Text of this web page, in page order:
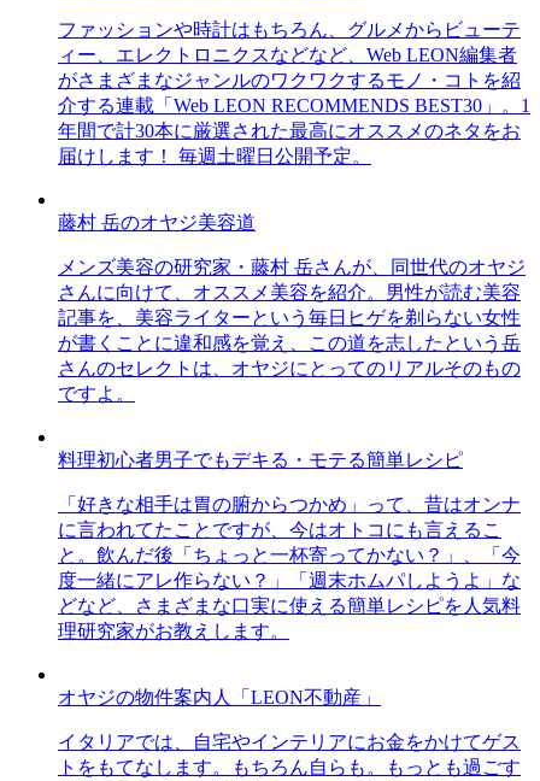
ファッションや時計はもちろん、グルメからビューテ
ィー、エレクトロニクスなどなど、Web LEON編集者
がさまざまなジャンルのワクワクするモノ・コトを紹
介する連載「Web LEON RECOMMENDS BEST30」。1
年間で計30本に厳選された最高にオススメのネタをお
届けします！ 毎週土曜日公開予定。
藤村 岳のオヤジ美容道
メンズ美容の研究家・藤村 岳さんが、同世代のオヤジ
さんに向けて、オススメ美容を紹介。男性が読む美容
記事を、美容ライターという毎日ヒゲを剃らない女性
が書くことに違和感を覚え、この道を志したという岳
さんのセレクトは、オヤジにとってのリアルそのもの
ですよ。
料理初心者男子でもデキる・モテる簡単レシピ
「好きな相手は胃の腑からつかめ」って、昔はオンナ
に言われてたことですが、今はオトコにも言えるこ
と。飲んだ後「ちょっと一杯寄ってかない？」、「今
度一緒にアレ作らない？」「週末ホムパしようよ」な
どなど、さまざまな口実に使える簡単レシピを人気料
理研究家がお教えします。
オヤジの物件案内人「LEON不動産」
イタリアでは、自宅やインテリアにお金をかけてゲス
トをもてなします。もちろん自らも。もっとも過ごす